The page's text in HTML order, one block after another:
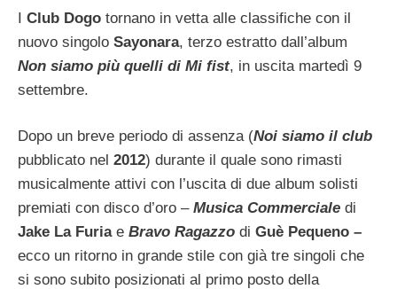
I Club Dogo tornano in vetta alle classifiche con il
nuovo singolo Sayonara, terzo estratto dall’album
Non siamo più quelli di Mi fist, in uscita martedì 9
settembre.
Dopo un breve periodo di assenza (Noi siamo il club
pubblicato nel 2012) durante il quale sono rimasti
musicalmente attivi con l’uscita di due album solisti
premiati con disco d’oro – Musica Commerciale di
Jake La Furiae Bravo Ragazzo di Guè Pequeno –
ecco un ritorno in grande stile con già tre singoli che
si sono subito posizionati al primo posto della